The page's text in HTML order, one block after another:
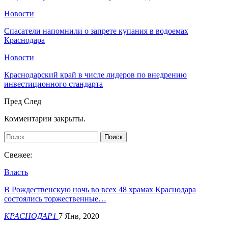
Новости
Спасатели напомнили о запрете купания в водоемах
Краснодара
Новости
Краснодарский край в числе лидеров по внедрению
инвестиционного стандарта
Пред След
Комментарии закрыты.
Свежее:
Власть
В Рождественскую ночь во всех 48 храмах Краснодара
состоялись торжественные…
КРАСНОДАР1 7 Янв, 2020